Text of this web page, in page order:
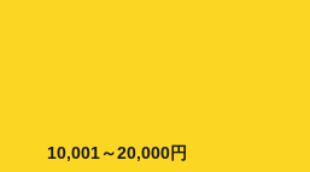
10,001～20,000円